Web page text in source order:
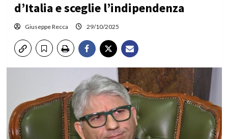
d’Italia e sceglie l’indipendenza
Giuseppe Recca 29/10/2025